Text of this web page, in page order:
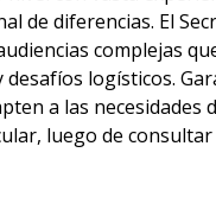
de diferencias. El
complejas
logísticos.
a las necesidades
luego de